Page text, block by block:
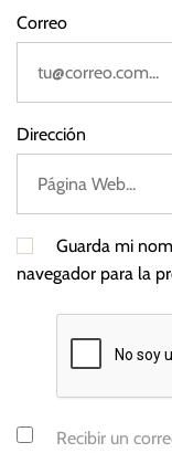
Correo
Dirección
Guarda mi
navegador para la
Recibir un